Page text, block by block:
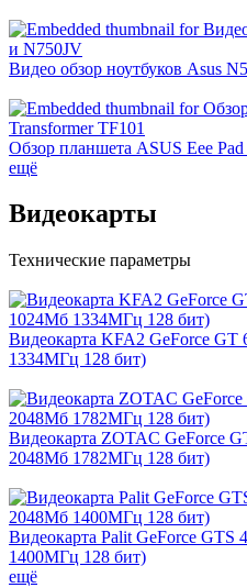
Видео обзор ноутбуков Asus
Обзор планшета ASUS Eee Pad
ещё
Видеокарты
Технические параметры
Видеокарта KFA2 GeForce
1334МГц 128 бит)
Видеокарта ZOTAC GeForce
2048Мб 1782МГц 128 бит)
Видеокарта Palit GeForce
1400МГц 128 бит)
ещё